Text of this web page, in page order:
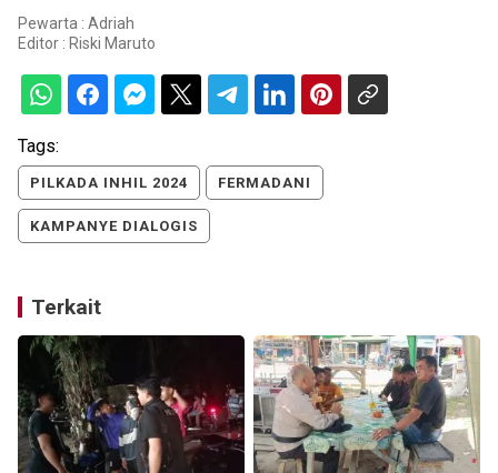
Pewarta : Adriah
Editor : Riski Maruto
Tags:
PILKADA INHIL 2024 FERMADANI
KAMPANYE DIALOGIS
Terkait